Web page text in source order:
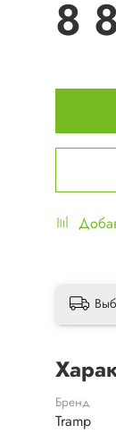
8
Бренд
Tramp